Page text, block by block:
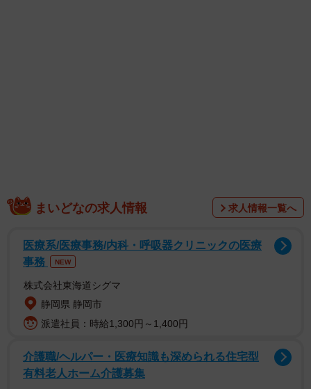
男らしくない男は生物学的にはモテない（小出もと貴さん提供）
まいどなの求人情報 求人情報一覧へ
医療系/医療事務/内科・呼吸器クリニックの医療
事務
NEW
株式会社東海道シグマ
静岡県 静岡市
派遣社員：時給1,300円～1,400円
介護職/ヘルパー・医療知識も深められる住宅型
有料老人ホーム介護募集